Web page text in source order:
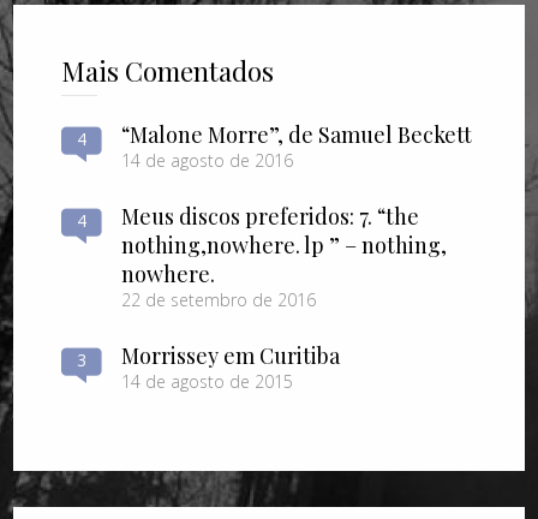
Mais Comentados
4 “Malone Morre”, de Samuel Beckett
14 de agosto de 2016
4
Meus discos preferidos: 7. “the
nothing​,​nowhere. lp ” – nothing​,​
nowhere.
22 de setembro de 2016
3 Morrissey em Curitiba
14 de agosto de 2015